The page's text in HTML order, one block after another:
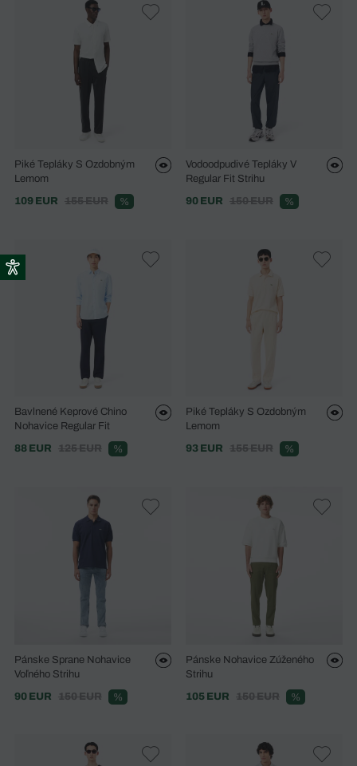
Piké Tepláky S Ozdobným
Lemom
109 EUR
155 EUR %
Vodoodpudivé Tepláky V
Regular Fit Strihu
90 EUR
150 EUR %
Bavlnené Keprové Chino
Nohavice Regular Fit
88 EUR
125 EUR %
Piké Tepláky S Ozdobným
Lemom
93 EUR
155 EUR %
Pánske Sprane Nohavice
Voľného Strihu
90 EUR
150 EUR %
Pánske Nohavice Zúženého
Strihu
105 EUR
150 EUR %